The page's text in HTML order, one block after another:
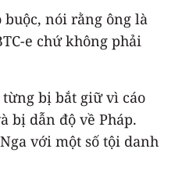
nói rằng ông là
e chứ không phải
bị bắt giữ vì cáo
bị dẫn độ về Pháp.
với một số tội danh